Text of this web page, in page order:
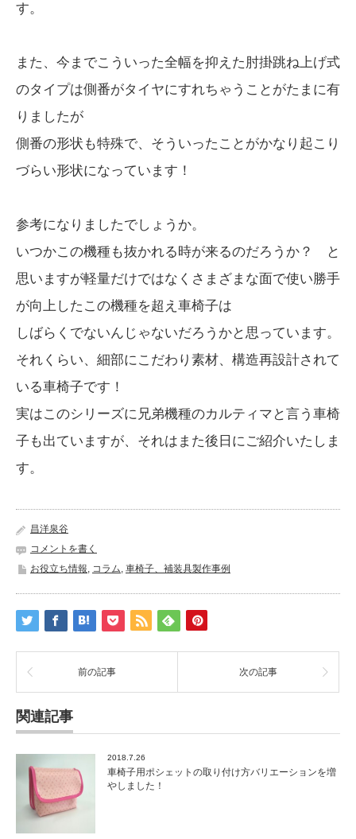
す。
また、今までこういった全幅を抑えた肘掛跳ね上げ式
のタイプは側番がタイヤにすれちゃうことがたまに有
りましたが
側番の形状も特殊で、そういったことがかなり起こり
づらい形状になっています！
参考になりましたでしょうか。
いつかこの機種も抜かれる時が来るのだろうか？ と
思いますが軽量だけではなくさまざまな面で使い勝手
が向上したこの機種を超え車椅子は
しばらくでないんじゃないだろうかと思っています。
それくらい、細部にこだわり素材、構造再設計されて
いる車椅子です！
実はこのシリーズに兄弟機種のカルティマと言う車椅
子も出ていますが、それはまた後日にご紹介いたしま
す。
昌洋泉谷
コメントを書く
お役立ち情報, コラム, 車椅子、補装具製作事例
前の記事 次の記事
関連記事
2018.7.26
車椅子用ポシェットの取り付け方バリエーションを増
やしました！